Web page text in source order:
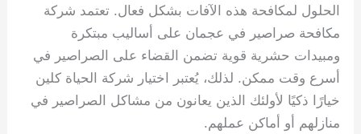
الحلول لمكافحة هذه الآفات بشكل فعال. تعتمد شركة
مكافحة صراصير في عجمان على أساليب مبتكرة
ومبيدات حشرية قوية تضمن القضاء على الصراصير في
أسرع وقت ممكن. لذلك، يُعتبر اختيار شركة الحياة كلين
خيارًا ذكيًا لأولئك الذين يعانون من مشاكل الصراصير في
منازلهم أو أماكن عملهم.